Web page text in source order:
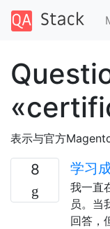
表示与官方
8 学习
我一直
员。当
回答，